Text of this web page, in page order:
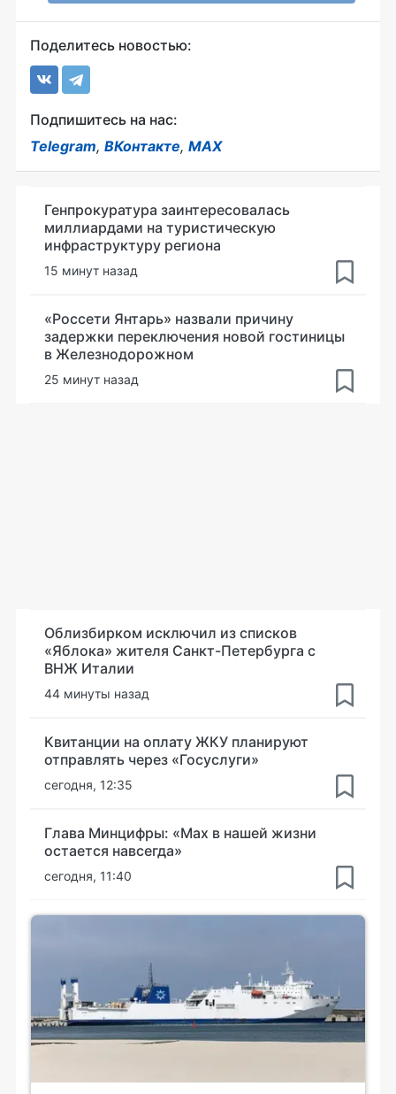
Поделитесь новостью:
Подпишитесь на нас:
Telegram, ВКонтакте, MAX
Генпрокуратура заинтересовалась
миллиардами на туристическую
инфраструктуру региона
15 минут назад
«Россети Янтарь» назвали причину
задержки переключения новой гостиницы
в Железнодорожном
25 минут назад
Облизбирком исключил из списков
«Яблока» жителя Санкт-Петербурга с
ВНЖ Италии
44 минуты назад
Квитанции на оплату ЖКУ планируют
отправлять через «Госуслуги»
сегодня, 12:35
Глава Минцифры: «Мах в нашей жизни
остается навсегда»
сегодня, 11:40